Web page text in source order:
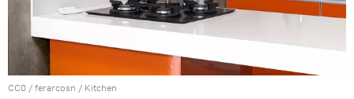
CC0 / ferarcosn / Kitchen